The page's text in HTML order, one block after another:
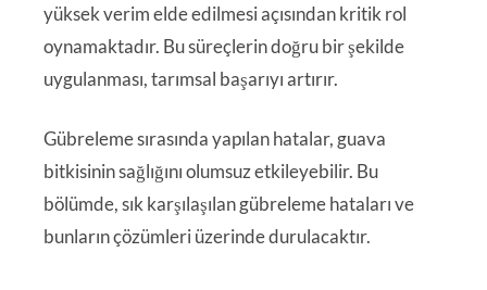
yüksek verim elde edilmesi açısından kritik rol
oynamaktadır. Bu süreçlerin doğru bir şekilde
uygulanması, tarımsal başarıyı artırır.
Gübreleme sırasında yapılan hatalar, guava
bitkisinin sağlığını olumsuz etkileyebilir. Bu
bölümde, sık karşılaşılan gübreleme hataları ve
bunların çözümleri üzerinde durulacaktır.